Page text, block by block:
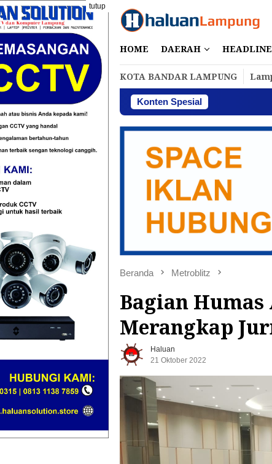
Loncat
ke
konten
tutup
HOME DAERAH HEADLINE
KOTA BANDAR LAMPUNG
Konten SpesialPerbakin
Beranda Metroblitz
Bagian Humas
Merangkap
Haluan
21 Oktober 2022